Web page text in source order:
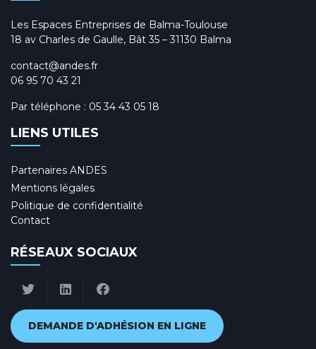
Les Espaces Entreprises de Balma-Toulouse
18 av Charles de Gaulle, Bât 35 – 31130 Balma
contact@andes.fr
06 95 70 43 21
Par téléphone : 05 34 43 05 18
LIENS UTILES
Partenaires ANDES
Mentions légales
Politique de confidentialité
Contact
RÉSEAUX SOCIAUX
DEMANDE D'ADHÉSION EN LIGNE